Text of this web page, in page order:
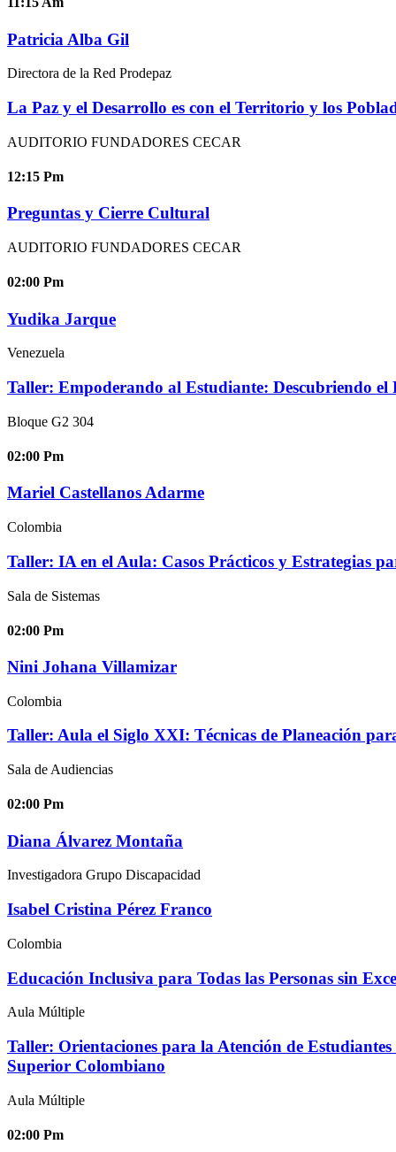
Patricia Alba Gil
Directora de la Red Prodepaz
La Paz y el Desarrollo es con el Territorio y los
AUDITORIO FUNDADORES CECAR
12:15 Pm
Preguntas y Cierre Cultural
AUDITORIO FUNDADORES CECAR
02:00 Pm
Yudika Jarque
Venezuela
Taller: Empoderando al Estudiante: Descubriendo el
Bloque G2 304
02:00 Pm
Mariel Castellanos Adarme
Colombia
Taller: IA en el Aula: Casos Prácticos y Estrategias
Sala de Sistemas
02:00 Pm
Nini Johana Villamizar
Colombia
Taller: Aula el Siglo XXI: Técnicas de Planeación
Sala de Audiencias
02:00 Pm
Diana Álvarez Montaña
Investigadora Grupo Discapacidad
Isabel Cristina Pérez Franco
Colombia
Educación Inclusiva para Todas las Personas sin
Aula Múltiple
Taller: Orientaciones para la Atención de
Superior Colombiano
Aula Múltiple
02:00 Pm